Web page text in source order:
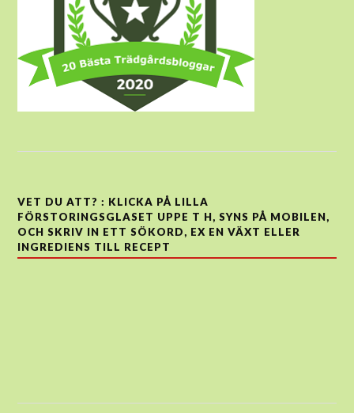
VET DU ATT? : KLICKA PÅ LILLA
FÖRSTORINGSGLASET UPPE T H, SYNS PÅ MOBILEN,
OCH SKRIV IN ETT SÖKORD, EX EN VÄXT ELLER
INGREDIENS TILL RECEPT